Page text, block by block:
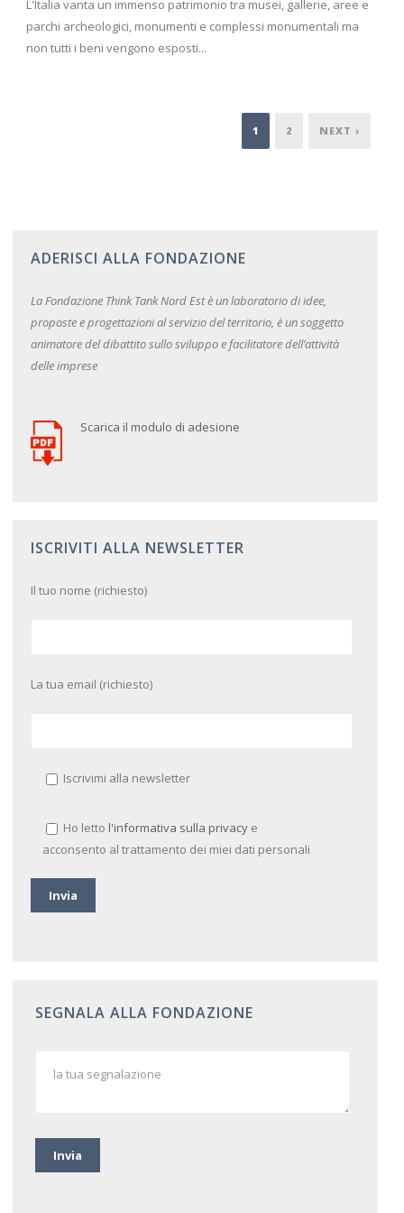
L'Italia vanta un immenso patrimonio tra musei, gallerie, aree e
parchi archeologici, monumenti e complessi monumentali ma
non tutti i beni vengono esposti...
1 2 NEXT ›
ADERISCI ALLA FONDAZIONE
La Fondazione Think Tank Nord Est è un laboratorio di idee,
proposte e progettazioni al servizio del territorio, è un soggetto
animatore del dibattito sullo sviluppo e facilitatore dell’attività
delle imprese
Scarica il modulo di adesione
ISCRIVITI ALLA NEWSLETTER
Il tuo nome (richiesto)
La tua email (richiesto)
Iscrivimi alla newsletter
Ho letto l'informativa sulla privacy e
acconsento al trattamento dei miei dati personali
SEGNALA ALLA FONDAZIONE